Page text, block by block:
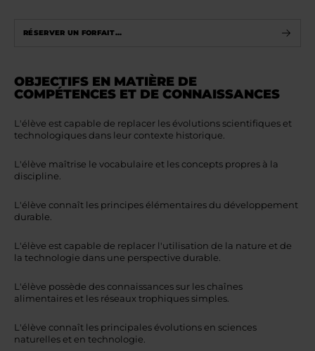
RÉSERVER UN FORFAIT...
OBJECTIFS EN MATIÈRE DE
COMPÉTENCES ET DE CONNAISSANCES
L'élève est capable de replacer les évolutions scientifiques et
technologiques dans leur contexte historique.
L'élève maîtrise le vocabulaire et les concepts propres à la
discipline.
L'élève connaît les principes élémentaires du développement
durable.
L'élève est capable de replacer l'utilisation de la nature et de
la technologie dans une perspective durable.
L'élève possède des connaissances sur les chaînes
alimentaires et les réseaux trophiques simples.
L'élève connaît les principales évolutions en sciences
naturelles et en technologie.